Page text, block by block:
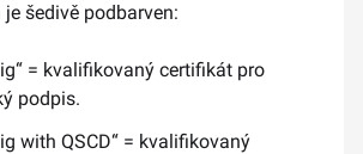
je šedivě podbarven:
= kvalifikovaný certifikát pro
podpis.
with QSCD“ = kvalifikovaný